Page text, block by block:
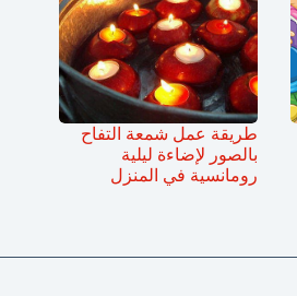
طريقة عمل شمعة التفاح
بالصور لإضاءة ليلية
رومانسية في المنزل